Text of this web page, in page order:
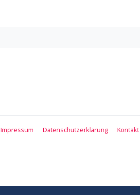
Impressum Datenschutzerklärung Kontakt